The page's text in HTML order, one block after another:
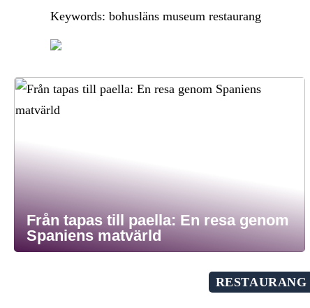
Keywords: bohusläns museum restaurang
Från tapas till paella: En resa genom
Spaniens matvärld
RESTAURANG